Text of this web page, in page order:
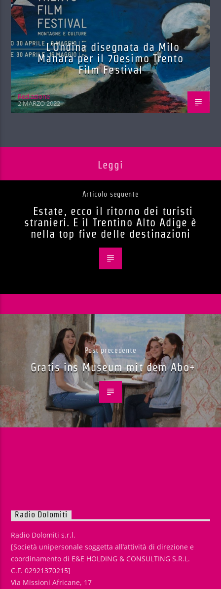
L’Ondina disegnata da Milo
Manara per il 70esimo Trento
Film Festival
Red.azione
2 MARZO 2022
Leggi
Articolo seguente
Estate, ecco il ritorno dei turisti
stranieri. E il Trentino Alto Adige è
nella top five delle destinazioni
Post precedente
Gratis ins Museum mit dem Abo+
Radio Dolomiti
Radio Dolomiti s.r.l.
[Società unipersonale soggetta all’attività di direzione e
coordinamento di E&E HOLDING & CONSULTING S.R.L.
C.F. 02921370215]
Via Missioni Africane, 17